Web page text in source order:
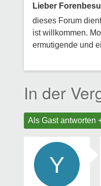
Lieber
dieses Forum
ist willkommen.
ermutigende und
In der
Als Gast antworten
Y